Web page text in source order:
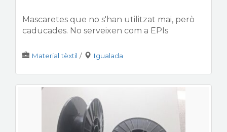
Mascaretes que no s'han utilitzat mai, però
caducades. No serveixen com a EPIs
Material tèxtil / Igualada